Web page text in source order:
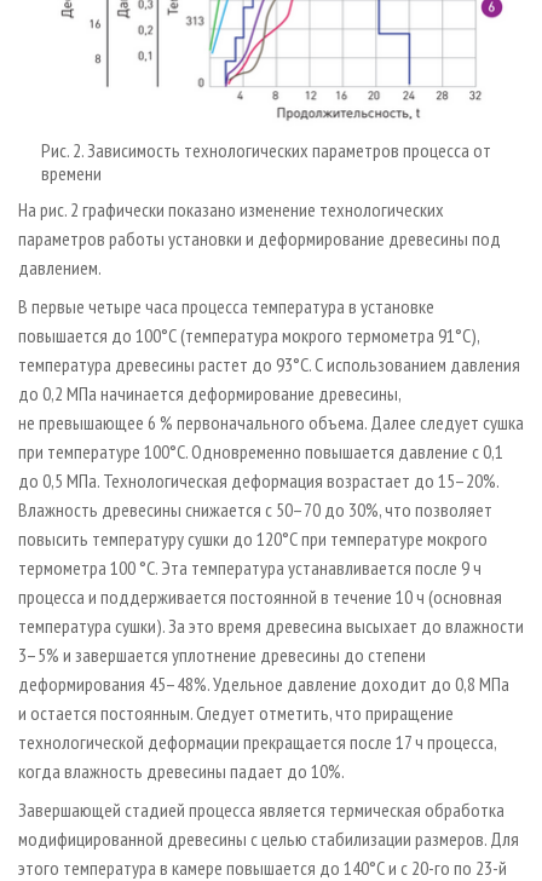
Рис. 2. Зависимость технологических параметров процесса от
времени
На рис. 2 графически показано изменение технологических
параметров работы установки и деформирование древесины под
давлением.
В первые четыре часа процесса температура в установке
повышается до 100°С (температура мокрого термометра 91°С),
температура древесины растет до 93°С. С использованием давления
до 0,2 МПа начинается деформирование древесины,
не превышающее 6 % первоначального объема. Далее следует сушка
при температуре 100°С. Одновременно повышается давление с 0,1
до 0,5 МПа. Технологическая деформация возрастает до 15–20%.
Влажность древесины снижается с 50–70 до 30%, что позволяет
повысить температуру сушки до 120°С при температуре мокрого
термометра 100 °С. Эта температура устанавливается после 9 ч
процесса и поддерживается постоянной в течение 10 ч (основная
температура сушки). За это время древесина высыхает до влажности
3–5% и завершается уплотнение древесины до степени
деформирования 45–48%. Удельное давление доходит до 0,8 МПа
и остается постоянным. Следует отметить, что приращение
технологической деформации прекращается после 17 ч процесса,
когда влажность древесины падает до 10%.
Завершающей стадией процесса является термическая обработка
модифицированной древесины с целью стабилизации размеров. Для
этого температура в камере повышается до 140°С и с 20-го по 23-й